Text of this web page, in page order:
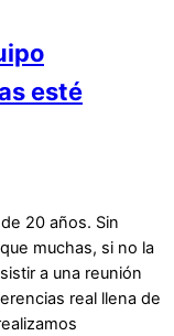
esté
20 años. Sin
muchas, si no la
a una reunión
real llena de